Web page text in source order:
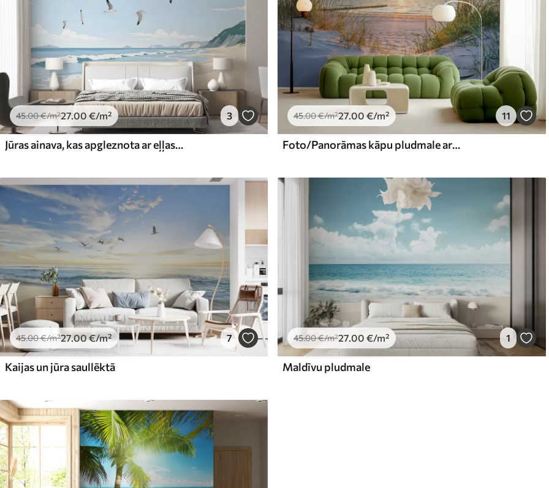
45.00€/m²27.00 €/m² 3
Jūras ainava, kas apgleznota ar eļļas krāsu
45.00€/m²27.00 €/m² 11
Foto/Panorāmas kāpu pludmale ar saulrietu
45.00€/m²27.00€/m² 7
Kaijas un jūra saullēktā
45.00€/m²27 .00 €/m² 1
Maldīvu pludmale